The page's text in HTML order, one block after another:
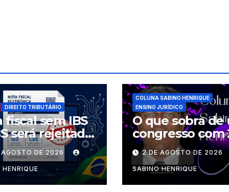
DIREITO TRIBUTÁRIO
fiscal sem IBS
será rejeitada
desta
feira
DE 2026
COLUNA SABINO HENRIQUE
ENSINO JURÍDICO
O que sobra de
congresso com
palestrantes?
2 DE AGOSTO DE 2026
SABINO HENRIQUE